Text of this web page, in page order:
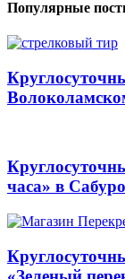
Популярные
часа» в